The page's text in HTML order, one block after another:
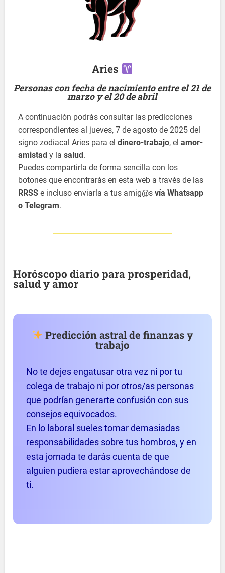
Aries
Personas con fecha de nacimiento entre el 21 de
marzo y el 20 de abril
A continuación podrás consultar las predicciones
correspondientes al jueves, 7 de agosto de 2025 del
signo zodiacal Aries para eldinero-trabajo, elamor-
amistad y lasalud .
Puedes compartirla de forma sencilla con los
botones que encontrarás en esta web a través de las
RRSS e incluso enviarla a tus amig@svía Whatsapp
o Telegram.
Horóscopo diario para prosperidad,
salud y amor
Predicción astral de finanzas y
trabajo
No te dejes engatusar otra vez ni por tu
colega de trabajo ni por otros/as personas
que podrían generarte confusión con sus
consejos equivocados.
En lo laboral sueles tomar demasiadas
responsabilidades sobre tus hombros, y en
esta jornada te darás cuenta de que
alguien pudiera estar aprovechándose de
ti.